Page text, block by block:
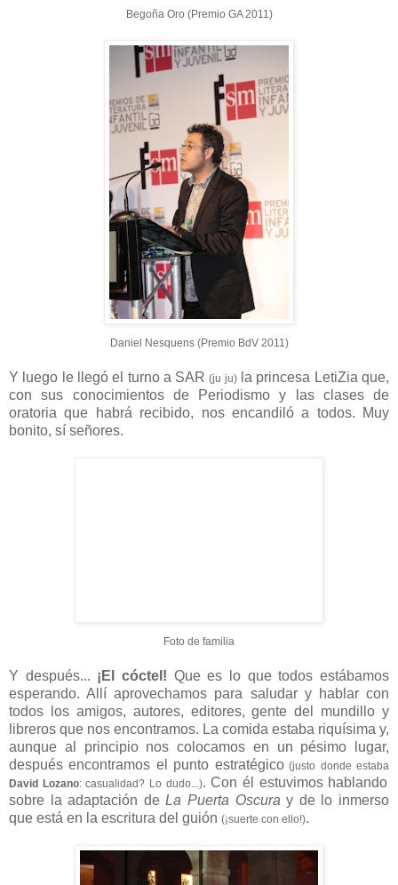
Begoña Oro (Premio GA 2011)
Daniel Nesquens (Premio BdV 2011)
Y luego le llegó el turno a SAR(ju ju)la princesa LetiZia que,
con sus conocimientos de Periodismo y las clases de
oratoria que habrá recibido, nos encandiló a todos. Muy
bonito, sí señores.
Foto de familia
Y después... ¡El cóctel! Que es lo que todos estábamos
esperando. Allí aprovechamos para saludar y hablar con
todos los amigos, autores, editores, gente del mundillo y
libreros que nos encontramos. La comida estaba riquísima y,
aunque al principio nos colocamos en un pésimo lugar,
después encontramos el punto estratégico(justo donde estaba
David Lozano: casualidad? Lo dudo...). Con él estuvimos hablando
sobre la adaptación deLa Puerta Oscura y de lo inmerso
que está en la escritura del guión (¡suerte con ello!).